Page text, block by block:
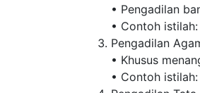
• Pengadilan
• Contoh
Pengadilan
• Khusus
• Contoh